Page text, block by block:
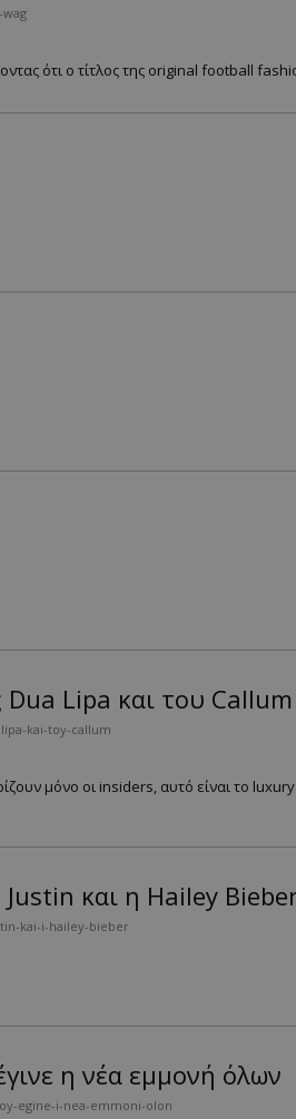
ότι ο τίτλος της original football
Lipa και του Callum
kai-toy-callum
μόνο οι insiders, αυτό είναι το
και η Hailey
kai-i-hailey-bieber
η νέα εμμονή όλων
egine-i-nea-emmoni-olon